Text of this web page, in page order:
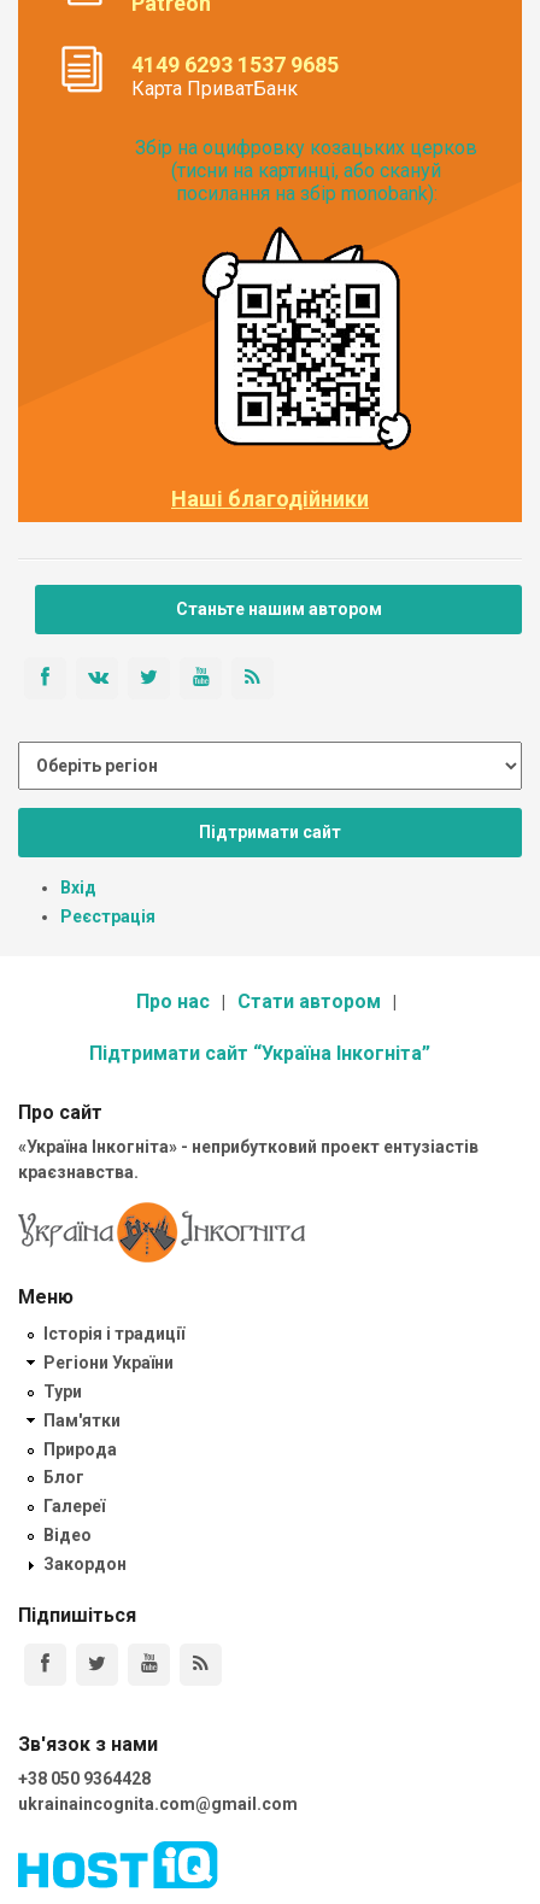
4149 6293 1537 9685
Карта ПриватБанк
Збір на оцифровку козацьких церков
(тисни на картинці, або скануй
посилання на збір monobank):
Наші благодійники
Станьте нашим автором
Підтримати сайт
Вхід
Реєстрація
Про нас Стати автором
Підтримати сайт “Україна Інкогніта”
Про сайт
«Україна Інкогніта» - неприбутковий проект ентузіастів
краєзнавства.
Меню
Історія і традиції
Регіони України
Тури
Пам'ятки
Природа
Блог
Галереї
Відео
Закордон
Підпишіться
Зв'язок з нами
+38 050 9364428
ukrainaincognita.com@gmail.com